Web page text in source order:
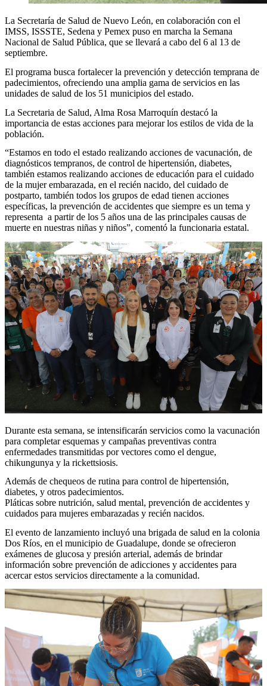
La Secretaría de Salud de Nuevo León, en colaboración con el
IMSS, ISSSTE, Sedena y Pemex puso en marcha la Semana
Nacional de Salud Pública, que se llevará a cabo del 6 al 13 de
septiembre.
El programa busca fortalecer la prevención y detección temprana de
padecimientos, ofreciendo una amplia gama de servicios en las
unidades de salud de los 51 municipios del estado.
La Secretaria de Salud, Alma Rosa Marroquín destacó la
importancia de estas acciones para mejorar los estilos de vida de la
población.
“Estamos en todo el estado realizando acciones de vacunación, de
diagnósticos tempranos, de control de hipertensión, diabetes,
también estamos realizando acciones de educación para el cuidado
de la mujer embarazada, en el recién nacido, del cuidado de
postparto, también todos los grupos de edad tienen acciones
específicas, la prevención de accidentes que siempre es un tema y
representa a partir de los 5 años una de las principales causas de
muerte en nuestras niñas y niños”, comentó la funcionaria estatal.
Durante esta semana, se intensificarán servicios como la vacunación
para completar esquemas y campañas preventivas contra
enfermedades transmitidas por vectores como el dengue,
chikungunya y la rickettsiosis.
Además de chequeos de rutina para control de hipertensión,
diabetes, y otros padecimientos.
Pláticas sobre nutrición, salud mental, prevención de accidentes y
cuidados para mujeres embarazadas y recién nacidos.
El evento de lanzamiento incluyó una brigada de salud en la colonia
Dos Ríos, en el municipio de Guadalupe, donde se ofrecieron
exámenes de glucosa y presión arterial, además de brindar
información sobre prevención de adicciones y accidentes para
acercar estos servicios directamente a la comunidad.